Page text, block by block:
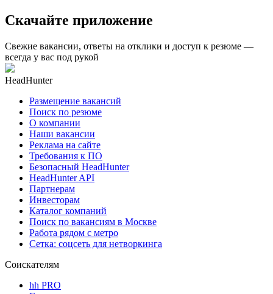
Скачайте приложение
Свежие вакансии, ответы на отклики и доступ к резюме —
всегда у вас под рукой
HeadHunter
Размещение вакансий
Поиск по резюме
О компании
Наши вакансии
Реклама на сайте
Требования к ПО
Безопасный HeadHunter
HeadHunter API
Партнерам
Инвесторам
Каталог компаний
Поиск по вакансиям в Москве
Работа рядом с метро
Сетка: соцсеть для нетворкинга
Соискателям
hh PRO